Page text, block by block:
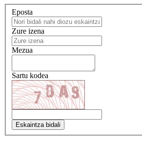
Eposta
Zure izena
Mezua
Sartu kodea